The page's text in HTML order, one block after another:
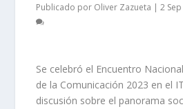
Publicado por Oliver Zazueta |2
Se celebró el Encuentro
de la Comunicación 2023 en el
discusión sobre el panorama